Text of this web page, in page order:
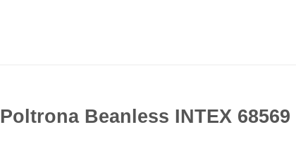
Poltrona Beanless INTEX 68569